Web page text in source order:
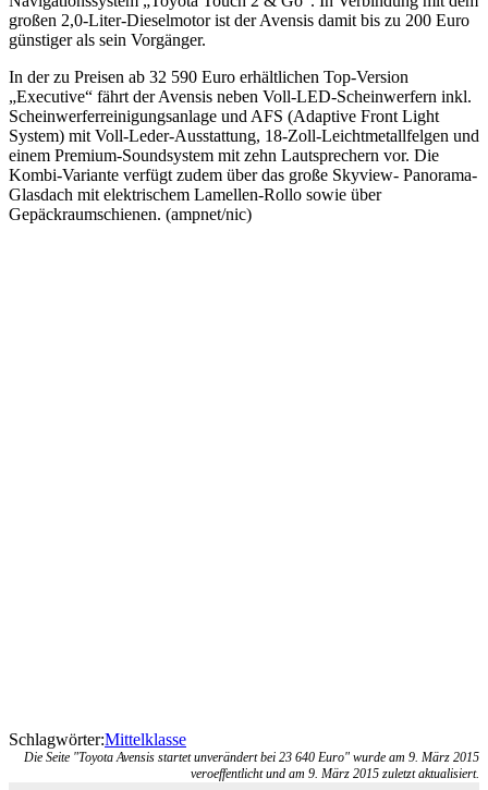
großen 2,0-Liter-Dieselmotor ist der Avensis damit bis zu 200 Euro
günstiger als sein Vorgänger.
In der zu Preisen ab 32 590 Euro erhältlichen Top-Version
„Executive“ fährt der Avensis neben Voll-LED-Scheinwerfern inkl.
Scheinwerferreinigungsanlage und AFS (Adaptive Front Light
System) mit Voll-Leder-Ausstattung, 18-Zoll-Leichtmetallfelgen und
einem Premium-Soundsystem mit zehn Lautsprechern vor. Die
Kombi-Variante verfügt zudem über das große Skyview- Panorama-
Glasdach mit elektrischem Lamellen-Rollo sowie über
Gepäckraumschienen. (ampnet/nic)
Schlagwörter:Mittelklasse
Die Seite "Toyota Avensis startet unverändert bei 23 640 Euro" wurde am 9. März 2015
veroeffentlicht und am 9. März 2015 zuletzt aktualisiert.